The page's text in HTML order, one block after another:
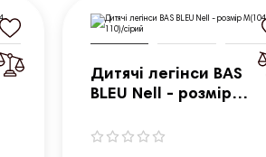
Дитячі легінси BAS
BLEU Nell - розмір